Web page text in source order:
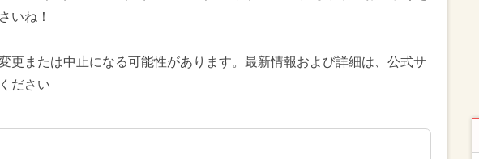
いね！
更または中止になる可能性があります。最新情報および詳細は、公式サ
ださい